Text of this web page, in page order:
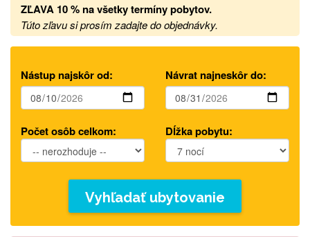
ZĽAVA 10 % na všetky termíny pobytov.
Túto zľavu si prosím zadajte do objednávky.
Nástup najskôr od: Návrat najneskôr do:
Počet osôb celkom: Dĺžka pobytu:
Vyhľadať ubytovanie